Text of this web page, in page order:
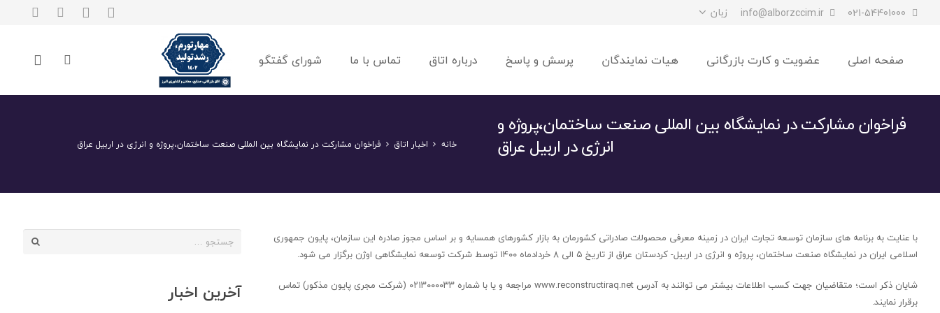
021-54401000
info@alborzccim.ir زبان
صفحه اصلی عضویت و کارت بازرگانی هیات نمایندگان پرسش و پاسخ درباره اتاق تماس با ما شورای گفتگو
فراخوان مشارکت در نمایشگاه بین المللی صنعت ساختمان،پروژه و
انرژی در اربیل عراق خانه اخبار اتاق فراخوان مشارکت در نمایشگاه بین المللی صنعت ساختمان،پروژه و انرژی در اربیل عراق
با عنایت به برنامه های سازمان توسعه تجارت ایران در زمینه معرفی محصولات صادراتی کشورمان به بازار کشورهای همسایه و بر اساس مجوز صادره این سازمان، پایون جمهوری
اسلامی ایران در نمایشگاه صنعت ساختمان، پروژه و انرژی در اربیل- کردستان عراق از تاریخ ۵ الی ۸ خردادماه ۱۴۰۰ توسط شرکت توسعه نمایشگاهی اوژن برگزار می شود.
شایان ذکر است؛ متقاضیان جهت کسب اطلاعات بیشتر می توانند به آدرس www.reconstructiraq.net مراجعه و یا با شماره ۰۲۱۳۰۰۰۰۳۳ (شرکت مجری پایون مذکور) تماس
برقرار نمایند.
جستجو
آخرین اخبار